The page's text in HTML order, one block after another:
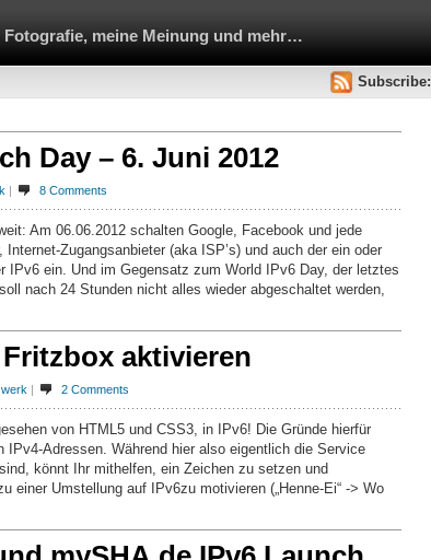
Fotografie, meine Meinung und mehr…
Subscribe:
Day – 6. Juni 2012
| 8 Comments
Am 06.06.2012 schalten Google, Facebook und jede
Internet-Zugangsanbieter (aka ISP’s) und auch der ein oder
IPv6 ein. Und im Gegensatz zum World IPv6 Day, der letztes
nach 24 Stunden nicht alles wieder abgeschaltet werden,
aktivieren
| 2 Comments
von HTML5 und CSS3, in IPv6! Die Gründe hierfür
IPv4-Adressen. Während hier also eigentlich die Service
könnt Ihr mithelfen, ein Zeichen zu setzen und
einer Umstellung auf IPv6zu motivieren („Henne-Ei“ -> Wo